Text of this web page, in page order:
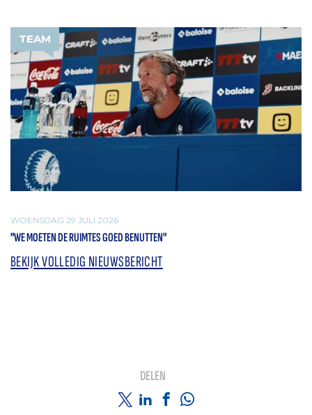
TEAM
WOENSDAG 29 JULI 2026
"WE MOETEN DE RUIMTES GOED BENUTTEN"
BEKIJK VOLLEDIG NIEUWSBERICHT
DELEN